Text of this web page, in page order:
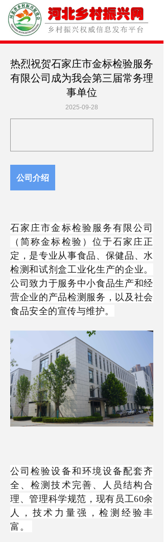
热烈祝贺石家庄市金标检验服务
有限公司成为我会第三届常务理
事单位
公司介绍
石家庄市金标检验服务有限公司
（简称金标检验 ） 位于石 家庄正
定，是专业从事食品、保健品、水
检测和试剂盒工业化生产的企业。
公司致力于服务中小食品生产和经
营企业的产品检测服务，以及社会
食品安全的宣传与维护。
公司检验设备和环境设备配套齐
全、检测技术完善、人员结构合
理、管理科学规范，现有员工60余
人，技术力量强，检测经验丰
富。
2025-09-28